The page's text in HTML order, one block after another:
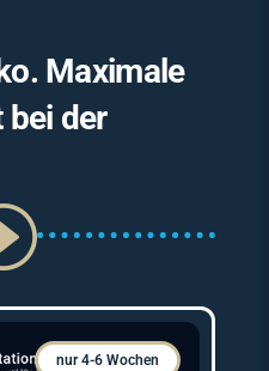
Maximale
bei der
nur 4-6 Wochen